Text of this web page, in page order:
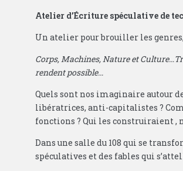
Atelier d’Écriture spéculative de
Un atelier pour brouiller les
Corps, Machines, Nature et
rendent possible…
Quels sont nos imaginaire autour
libératrices, anti-capitalistes ?
fonctions ? Qui les construiraient ,
Dans une salle du 108 qui se
spéculatives et des fables qui